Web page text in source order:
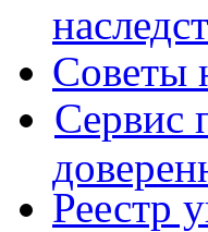
Советы
Сервис
Реестр